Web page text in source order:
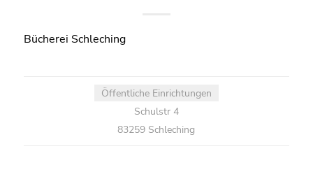
Bücherei Schleching
Öffentliche Einrichtungen
Schulstr 4
83259 Schleching